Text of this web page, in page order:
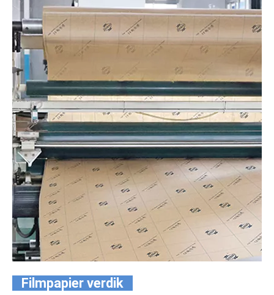
Filmpapier verdik